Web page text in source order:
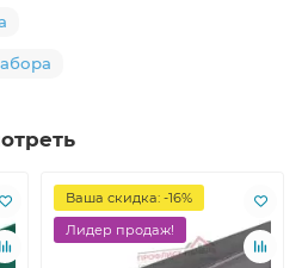
Ваша скидка: -16%
Лидер продаж!